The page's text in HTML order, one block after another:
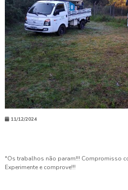
11/12/2024
"Os trabalhos não param!!! Compromisso
Experimente e comprove!!!